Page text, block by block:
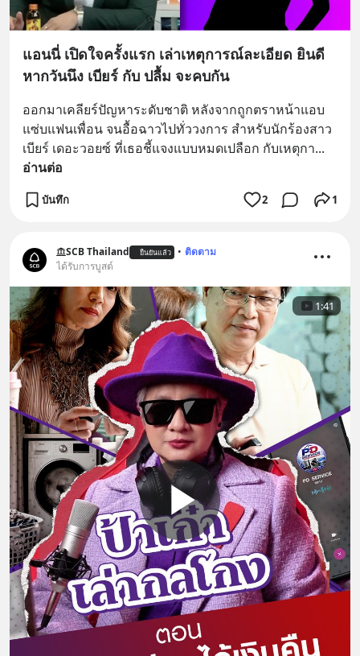
แอนนี่ เปิดใจครั้งแรก เล่าเหตุการณ์ละเอียด ยินดี
หากวันนึง เบียร์ กับ ปลื้ม จะคบกัน
ออกมาเคลียร์ปัญหาระดับชาติ หลังจากถูกตราหน้าแอบ
แซ่บแฟนเพื่อน จนอื้อฉาวไปทั่ววงการ สำหรับนักร้องสาว
เบียร์ เดอะวอยซ์ ที่เธอชี้แจงแบบหมดเปลือก กับเหตุกา
อ่านต่อ
บันทึก 2 1
SCB Thailand ยืนยันแล้ว • ติดตาม
ได้รับการบูสต์
1:41